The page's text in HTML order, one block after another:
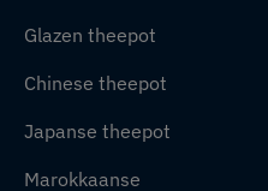
Glazen theepot
Chinese theepot
Japanse theepot
Marokkaanse